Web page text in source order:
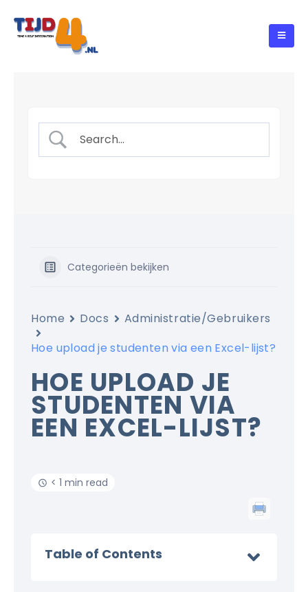
Categorieën bekijken
Home Docs
Administratie/Gebruikers
Hoe upload je studenten via een Excel-lijst?
HOE UPLOAD JE
STUDENTEN VIA
EEN EXCEL-LIJST?
< 1 min read
Table of Contents